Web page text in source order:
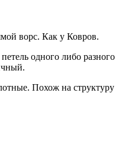
ворс. Как у Ковров.
одного либо разного
Похож на структуру